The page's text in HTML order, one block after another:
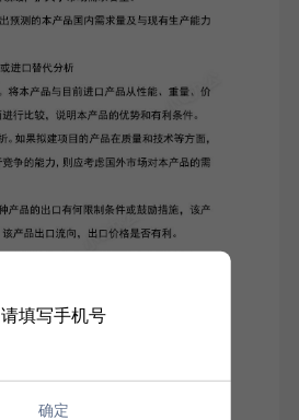
请填写手机号
确定